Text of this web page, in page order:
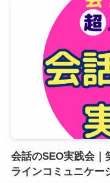
会話のSEO実践会｜
ラインコミュニケー